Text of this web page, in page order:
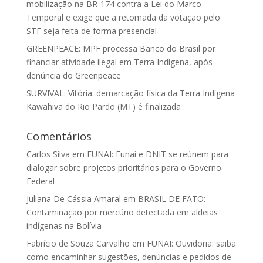
mobilização na BR-174 contra a Lei do Marco
Temporal e exige que a retomada da votação pelo
STF seja feita de forma presencial
GREENPEACE: MPF processa Banco do Brasil por
financiar atividade ilegal em Terra Indígena, após
denúncia do Greenpeace
SURVIVAL: Vitória: demarcação física da Terra Indígena
Kawahiva do Rio Pardo (MT) é finalizada
Comentários
Carlos Silva em FUNAI: Funai e DNIT se reúnem para
dialogar sobre projetos prioritários para o Governo
Federal
Juliana De Cássia Amaral em BRASIL DE FATO:
Contaminação por mercúrio detectada em aldeias
indígenas na Bolívia
Fabrício de Souza Carvalho em FUNAI: Ouvidoria: saiba
como encaminhar sugestões, denúncias e pedidos de